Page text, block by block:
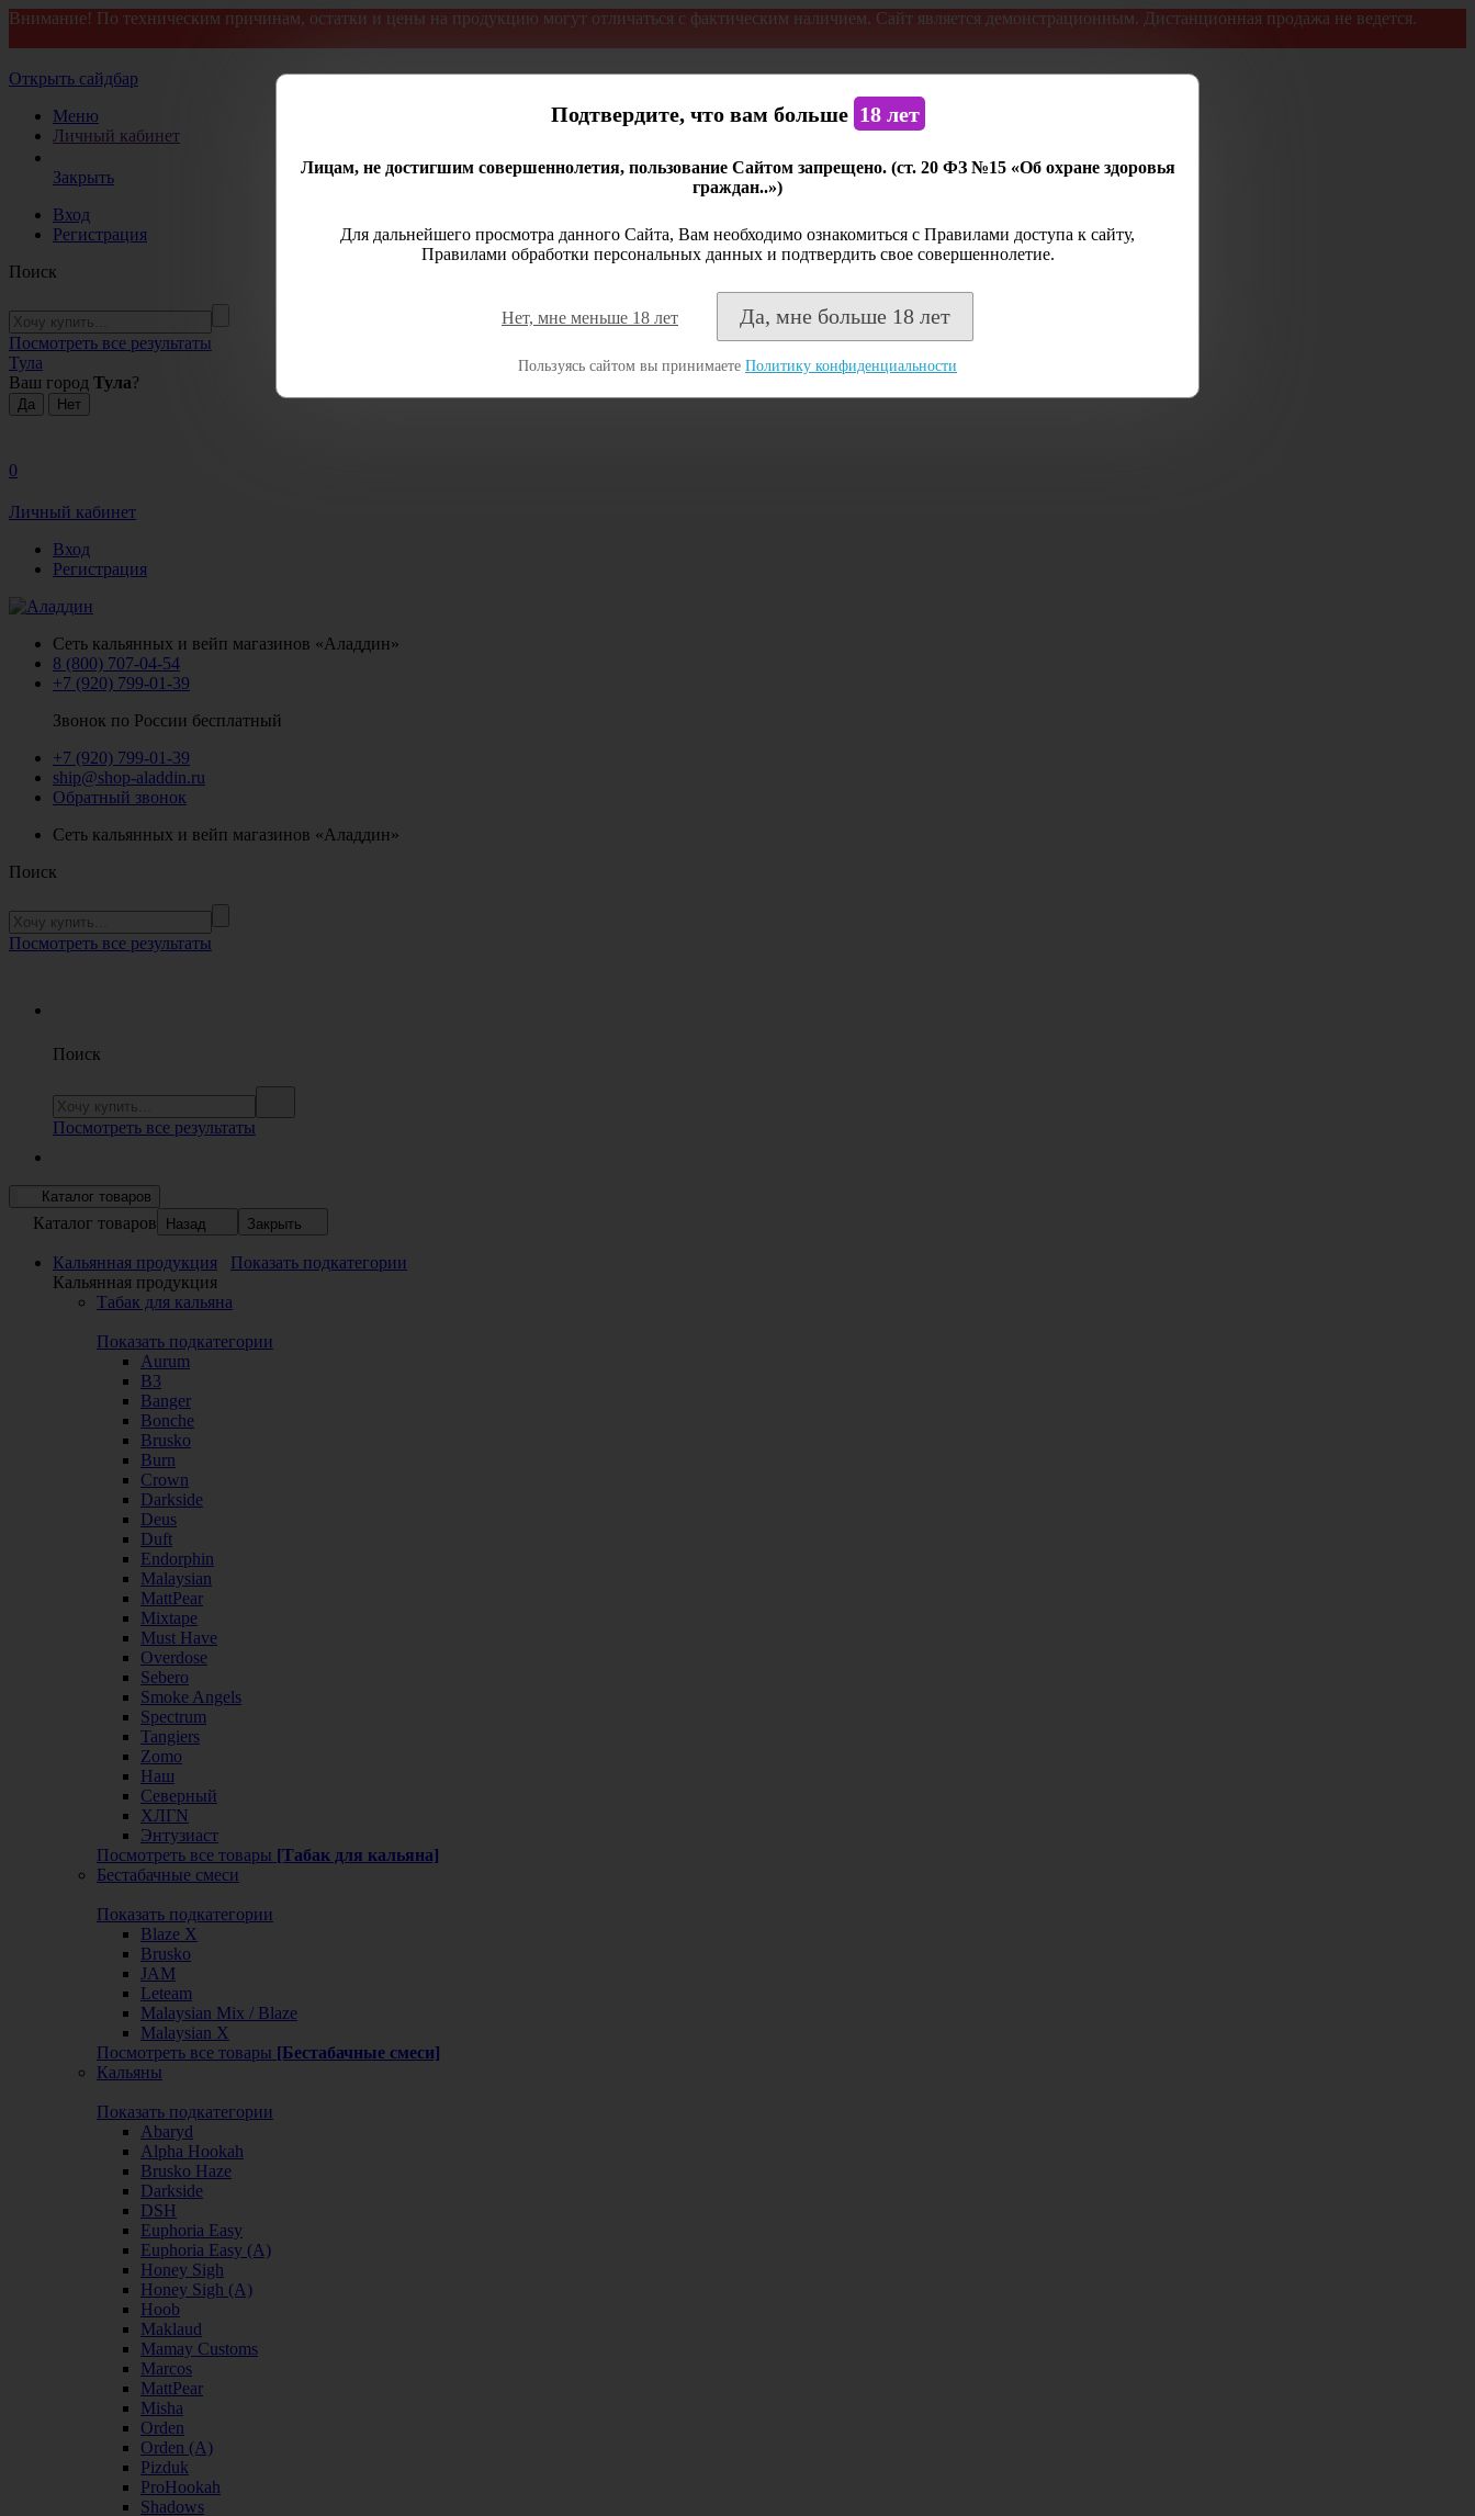
Внимание! По техническим причинам, остатки и цены на продукцию могут отличаться с фактическим наличием. Сайт является демонстрационным. Дистанционная продажа не ведется.
Открыть сайдбар
Меню
Личный кабинет
Закрыть
Вход
Регистрация
Поиск
Посмотреть все результаты
Тула
Ваш город Тула?
0
Личный кабинет
Вход
Регистрация
Сеть кальянных и вейп магазинов «Аладдин»
8 (800) 707-04-54
+7 (920) 799-01-39
Звонок по России бесплатный
+7 (920) 799-01-39
ship@shop-aladdin.ru
Обратный звонок
Сеть кальянных и вейп магазинов «Аладдин»
Поиск
Посмотреть все результаты
Поиск
Посмотреть все результаты
Каталог товаров
Каталог товаров Назад Закрыть
Кальянная продукция
Показать подкатегории
Кальянная продукция
Табак для кальяна
Показать подкатегории
Aurum
B3
Banger
Bonche
Brusko
Burn
Crown
Darkside
Deus
Duft
Endorphin
Malaysian
MattPear
Mixtape
Must Have
Overdose
Sebero
Smoke Angels
Spectrum
Tangiers
Zomo
Наш
Северный
ХЛГN
Энтузиаст
Посмотреть все товары [Табак для кальяна]
Бестабачные смеси
Показать подкатегории
Blaze X
Brusko
JAM
Leteam
Malaysian Mix / Blaze
Malaysian X
Посмотреть все товары [Бестабачные смеси]
Кальяны
Показать подкатегории
Abaryd
Alpha Hookah
Brusko Haze
Darkside
DSH
Euphoria Easy
Euphoria Easy (А)
Honey Sigh
Honey Sigh (А)
Hoob
Maklaud
Mamay Customs
Marcos
MattPear
Misha
Orden
Orden (А)
Pizduk
ProHookah
Shadows
Подтвердите, что вам больше 18 лет
Лицам, не достигшим совершеннолетия, пользование Сайтом запрещено. (ст. 20 ФЗ №15 «Об охране здоровья
граждан..»)
Для дальнейшего просмотра данного Сайта, Вам необходимо ознакомиться с Правилами доступа к сайту,
Правилами обработки персональных данных и подтвердить свое совершеннолетие.
Нет, мне меньше 18 лет Да, мне больше 18 лет
Пользуясь сайтом вы принимаете Политику конфиденциальности